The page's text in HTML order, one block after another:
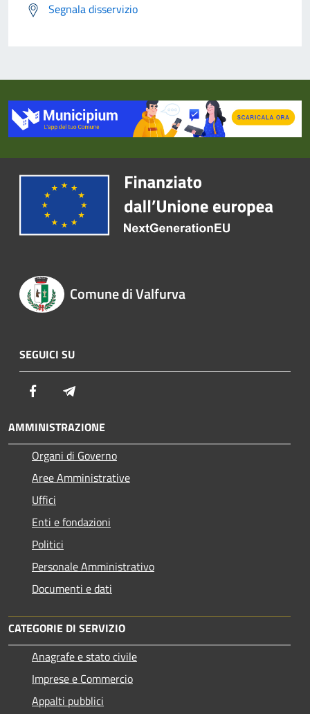
Segnala disservizio
Comune di Valfurva
SEGUICI SU
Facebook
AMMINISTRAZIONE
Organi di Governo
Aree Amministrative
Uffici
Enti e fondazioni
Politici
Personale Amministrativo
Documenti e dati
CATEGORIE DI SERVIZIO
Anagrafe e stato civile
Imprese e Commercio
Appalti pubblici